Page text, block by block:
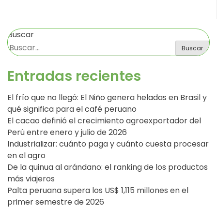
Buscar
Buscar
Entradas recientes
El frío que no llegó: El Niño genera heladas en Brasil y
qué significa para el café peruano
El cacao definió el crecimiento agroexportador del
Perú entre enero y julio de 2026
Industrializar: cuánto paga y cuánto cuesta procesar
en el agro
De la quinua al arándano: el ranking de los productos
más viajeros
Palta peruana supera los US$ 1,115 millones en el
primer semestre de 2026